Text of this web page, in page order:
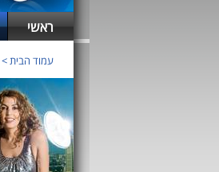
ראשי
עמוד הבית>